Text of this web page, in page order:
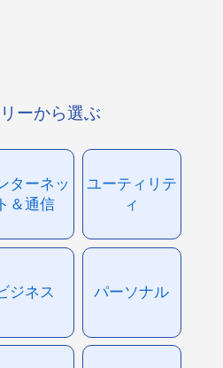
ーから選ぶ
ターネッ
ト＆通信
ユーティリテ
ィ
ジネス パーソナル